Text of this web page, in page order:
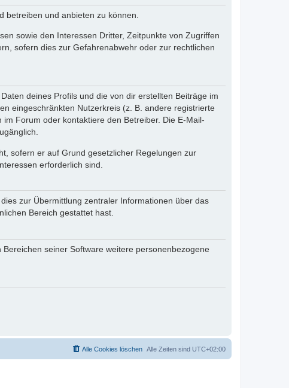
betreiben und anbieten zu können.
sowie den Interessen Dritter, Zeitpunkte von Zugriffen
sofern dies zur Gefahrenabwehr oder zur rechtlichen
deines Profils und die von dir erstellten Beiträge im
eingeschränkten Nutzerkreis (z. B. andere registrierte
Forum oder kontaktiere den Betreiber. Die E-Mail-
sofern er auf Grund gesetzlicher Regelungen zur
erforderlich sind.
zur Übermittlung zentraler Informationen über das
Bereich gestattet hast.
seiner Software weitere personenbezogene
Alle Zeiten sind UTC+02:00
Alle Cookies löschen